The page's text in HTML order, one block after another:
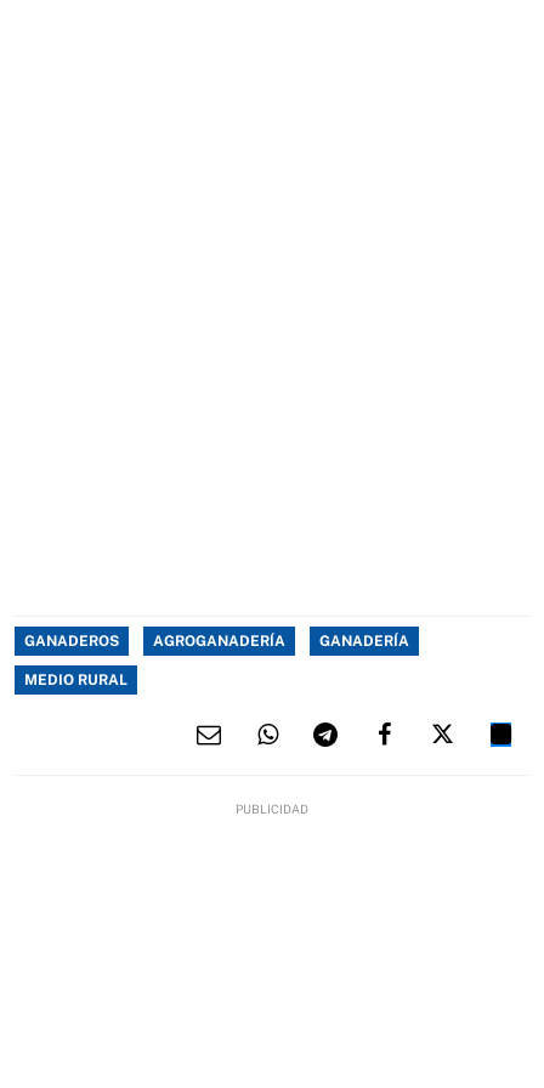
GANADEROS AGROGANADERÍA GANADERÍA
MEDIO RURAL